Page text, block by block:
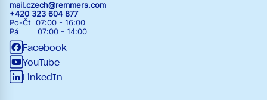
mail.czech@remmers.com
+420 323 604 877
Po-Čt 07:00 - 16:00
Pá 07:00 - 14:00
Facebook
YouTube
LinkedIn